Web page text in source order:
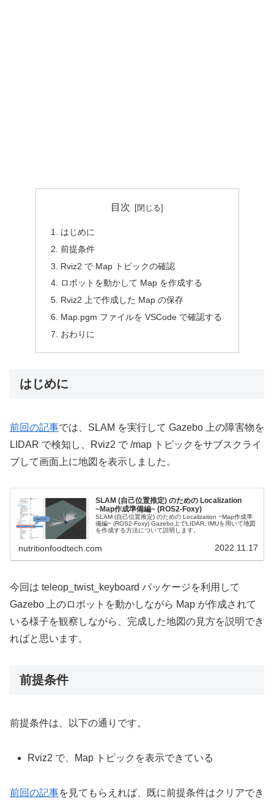
目次
はじめに
前提条件
Rviz2 で Map トピックの確認
ロボットを動かして Map を作成する
Rviz2 上で作成した Map の保存
Map.pgm ファイルを VSCode で確認する
おわりに
はじめに
前回の記事では、SLAM を実行して Gazebo 上の障害物を
LIDAR で検知し、Rviz2 で /map トピックをサブスクライ
ブして画面上に地図を表示しました。
SLAM (自己位置推定) のための Localization
~Map作成準備編~ (ROS2-Foxy)
SLAM (自己位置推定) のための Localization ~Map作成準
備編~ (ROS2-Foxy) Gazebo上でLIDAR, IMUを用いて地図
を作成する方法について説明します。
nutritionfoodtech.com 2022.11.17
今回は teleop_twist_keyboard パッケージを利用して
Gazebo 上のロボットを動かしながら Map が作成されて
いる様子を観察しながら、完成した地図の見方を説明でき
ればと思います。
前提条件
前提条件は、以下の通りです。
Rviz2 で、Map トピックを表示できている
前回の記事を見てもらえれば、既に前提条件はクリアでき